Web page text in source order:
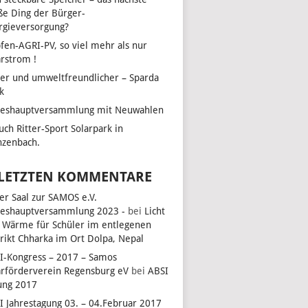
Ding der Bürger-
AGRI-PV, so viel mehr als nur
!
und umweltfreundlicher – Sparda
mit Neuwahlen
Ritter-Sport Solarpark in
KOMMENTARE
Saal zur SAMOS e.V.
2023 - bei Licht
Wärme für Schüler im entlegenen
Chharka im Ort Dolpa, Nepal
Kongress – 2017 – Samos
Regensburg eV beiABSI
2017
Jahrestagung 03. – 04.Februar 2017